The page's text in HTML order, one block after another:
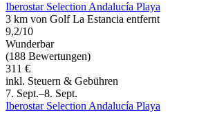
Iberostar Selection Andalucía Playa
3 km von Golf La Estancia entfernt
9,2/10
Wunderbar
(188 Bewertungen)
311 €
inkl. Steuern & Gebühren
7. Sept.–8. Sept.
Iberostar Selection Andalucía Playa